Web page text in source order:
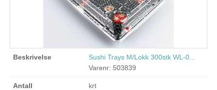
Sushi Trays M/Lokk 300stk WL-0...
Varenr: 503839
krt